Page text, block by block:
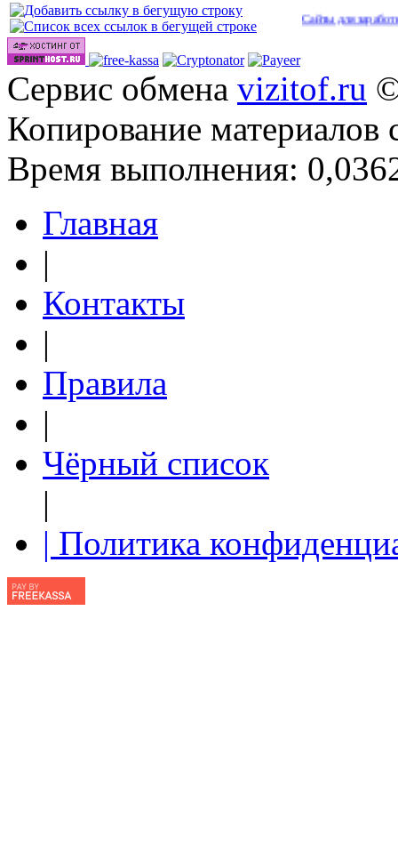
Сайты для заработка в
Сервис обмена vizitof.ru
Копирование материалов
Время выполнения:
Главная
|
Контакты
|
Правила
|
Чёрный список
|
| Политика